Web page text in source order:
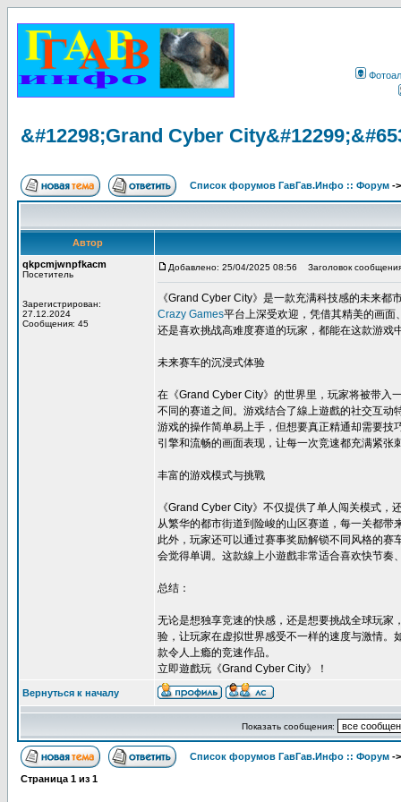
&#12298;Grand Cyber
Список форумов ГавГав.Инфо :: Форум -
Автор
qkpcmjwnpfkacm
Посетитель
Зарегистрирован:
27.12.2024
Сообщения: 45
Добавлено: 25/04/2025 08:56 Заголовок
《Grand Cyber City》是一款充满科技感的未来
Crazy Games平台上深受欢迎，凭借其精美的画
还是喜欢挑战高难度赛道的玩家，都能在这款游戏
未来赛车的沉浸式体验
在《Grand Cyber City》的世界里，玩家将被带入
不同的赛道之间。游戏结合了線上遊戲的社交互
游戏的操作简单易上手，但想要真正精通却需要
引擎和流畅的画面表现，让每一次竞速都充满紧张
丰富的游戏模式与挑戰
《Grand Cyber City》不仅提供了单人闯关模式
从繁华的都市街道到险峻的山区赛道，每一关都带
此外，玩家还可以通过赛事奖励解锁不同风格的
会觉得单调。这款線上小遊戲非常适合喜欢快节
总结：
无论是想独享竞速的快感，还是想要挑战全球玩
验，让玩家在虚拟世界感受不一样的速度与激情
款令人上瘾的竞速作品。
立即遊戲玩《Grand Cyber City》！
Вернуться к началу
Показать сообщения:
Список форумов ГавГав.Инфо :: Форум -
Страница 1 из 1